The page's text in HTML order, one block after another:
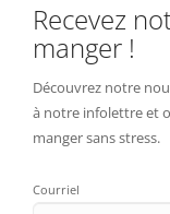
Recevez
manger !
Découvrez notre
à notre infolettre et
manger sans stress.
Courriel